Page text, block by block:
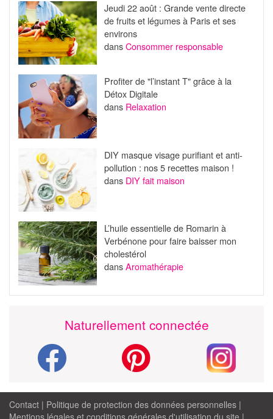
Jeudi 22 août : Grande vente directe
de fruits et légumes à Paris et ses
environs
dansConsommer responsable
Profiter de "l’instant T" grâce à la
Détox Digitale
dans Relaxation
DIY masque visage purifiant et anti-
pollution : nos 5 recettes maison !
dans DIY fait maison
L’huile essentielle de Romarin à
Verbénone pour faire baisser mon
cholestérol
dansAromathérapie
Naturellement connectée
Contact | Politique de protection des données personnelles |
Mentions légales et conditions générales d'utilisation du site |